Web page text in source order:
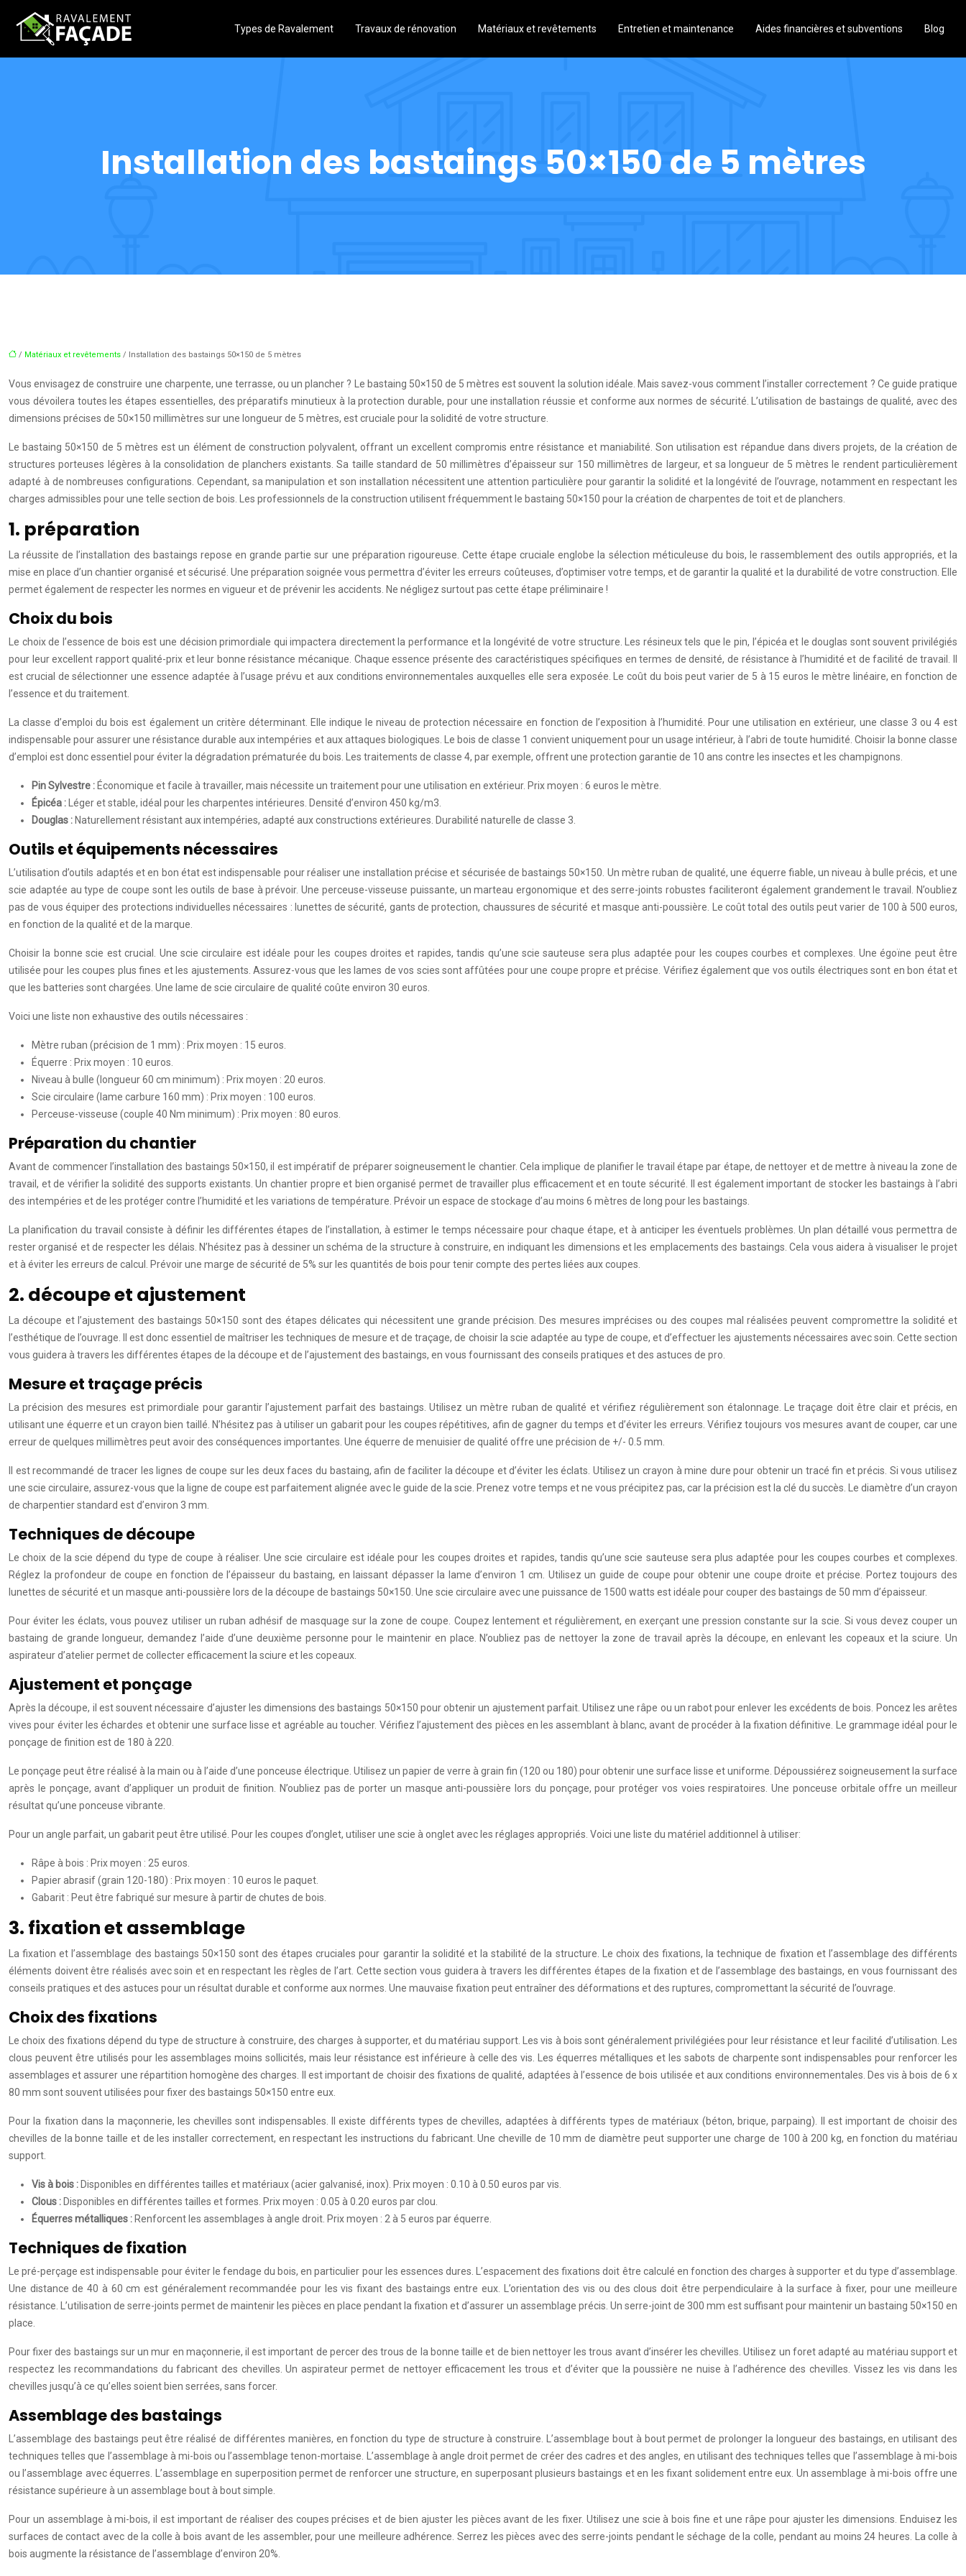
Types de Ravalement Travaux de rénovation Matériaux et revêtements Entretien et maintenance Aides financières et subventions Blog
Installation des bastaings 50×150 de 5 mètres
/ Matériaux et revêtements / Installation des bastaings 50×150 de 5 mètres
Vous envisagez de construire une charpente, une terrasse, ou un plancher ? Le bastaing 50×150 de 5 mètres est souvent la solution idéale. Mais savez-vous comment l’installer correctement ? Ce guide pratique
vous dévoilera toutes les étapes essentielles, des préparatifs minutieux à la protection durable, pour une installation réussie et conforme aux normes de sécurité. L’utilisation de bastaings de qualité, avec des
dimensions précises de 50×150 millimètres sur une longueur de 5 mètres, est cruciale pour la solidité de votre structure.
Le bastaing 50×150 de 5 mètres est un élément de construction polyvalent, offrant un excellent compromis entre résistance et maniabilité. Son utilisation est répandue dans divers projets, de la création de
structures porteuses légères à la consolidation de planchers existants. Sa taille standard de 50 millimètres d’épaisseur sur 150 millimètres de largeur, et sa longueur de 5 mètres le rendent particulièrement
adapté à de nombreuses configurations. Cependant, sa manipulation et son installation nécessitent une attention particulière pour garantir la solidité et la longévité de l’ouvrage, notamment en respectant les
charges admissibles pour une telle section de bois. Les professionnels de la construction utilisent fréquemment le bastaing 50×150 pour la création de charpentes de toit et de planchers.
1. préparation
La réussite de l’installation des bastaings repose en grande partie sur une préparation rigoureuse. Cette étape cruciale englobe la sélection méticuleuse du bois, le rassemblement des outils appropriés, et la
mise en place d’un chantier organisé et sécurisé. Une préparation soignée vous permettra d’éviter les erreurs coûteuses, d’optimiser votre temps, et de garantir la qualité et la durabilité de votre construction. Elle
permet également de respecter les normes en vigueur et de prévenir les accidents. Ne négligez surtout pas cette étape préliminaire !
Choix du bois
Le choix de l’essence de bois est une décision primordiale qui impactera directement la performance et la longévité de votre structure. Les résineux tels que le pin, l’épicéa et le douglas sont souvent privilégiés
pour leur excellent rapport qualité-prix et leur bonne résistance mécanique. Chaque essence présente des caractéristiques spécifiques en termes de densité, de résistance à l’humidité et de facilité de travail. Il
est crucial de sélectionner une essence adaptée à l’usage prévu et aux conditions environnementales auxquelles elle sera exposée. Le coût du bois peut varier de 5 à 15 euros le mètre linéaire, en fonction de
l’essence et du traitement.
La classe d’emploi du bois est également un critère déterminant. Elle indique le niveau de protection nécessaire en fonction de l’exposition à l’humidité. Pour une utilisation en extérieur, une classe 3 ou 4 est
indispensable pour assurer une résistance durable aux intempéries et aux attaques biologiques. Le bois de classe 1 convient uniquement pour un usage intérieur, à l’abri de toute humidité. Choisir la bonne classe
d’emploi est donc essentiel pour éviter la dégradation prématurée du bois. Les traitements de classe 4, par exemple, offrent une protection garantie de 10 ans contre les insectes et les champignons.
Pin Sylvestre : Économique et facile à travailler, mais nécessite un traitement pour une utilisation en extérieur. Prix moyen : 6 euros le mètre.
Épicéa :
Léger et stable, idéal pour les charpentes intérieures. Densité d’environ 450 kg/m3.
Douglas : Naturellement résistant aux intempéries, adapté aux constructions extérieures. Durabilité naturelle de classe 3.
Outils et équipements nécessaires
L’utilisation d’outils adaptés et en bon état est indispensable pour réaliser une installation précise et sécurisée de bastaings 50×150. Un mètre ruban de qualité, une équerre fiable, un niveau à bulle précis, et une
scie adaptée au type de coupe sont les outils de base à prévoir. Une perceuse-visseuse puissante, un marteau ergonomique et des serre-joints robustes faciliteront également grandement le travail. N’oubliez
pas de vous équiper des protections individuelles nécessaires : lunettes de sécurité, gants de protection, chaussures de sécurité et masque anti-poussière. Le coût total des outils peut varier de 100 à 500 euros,
en fonction de la qualité et de la marque.
Choisir la bonne scie est crucial. Une scie circulaire est idéale pour les coupes droites et rapides, tandis qu’une scie sauteuse sera plus adaptée pour les coupes courbes et complexes. Une égoïne peut être
utilisée pour les coupes plus fines et les ajustements. Assurez-vous que les lames de vos scies sont affûtées pour une coupe propre et précise. Vérifiez également que vos outils électriques sont en bon état et
que les batteries sont chargées. Une lame de scie circulaire de qualité coûte environ 30 euros.
Voici une liste non exhaustive des outils nécessaires :
Mètre ruban (précision de 1 mm) : Prix moyen : 15 euros.
Équerre : Prix moyen : 10 euros.
Niveau à bulle (longueur 60 cm minimum) : Prix moyen : 20 euros.
Scie circulaire (lame carbure 160 mm) : Prix moyen : 100 euros.
Perceuse-visseuse (couple 40 Nm minimum) : Prix moyen : 80 euros.
Préparation du chantier
Avant de commencer l’installation des bastaings 50×150, il est impératif de préparer soigneusement le chantier. Cela implique de planifier le travail étape par étape, de nettoyer et de mettre à niveau la zone de
travail, et de vérifier la solidité des supports existants. Un chantier propre et bien organisé permet de travailler plus efficacement et en toute sécurité. Il est également important de stocker les bastaings à l’abri
des intempéries et de les protéger contre l’humidité et les variations de température. Prévoir un espace de stockage d’au moins 6 mètres de long pour les bastaings.
La planification du travail consiste à définir les différentes étapes de l’installation, à estimer le temps nécessaire pour chaque étape, et à anticiper les éventuels problèmes. Un plan détaillé vous permettra de
rester organisé et de respecter les délais. N’hésitez pas à dessiner un schéma de la structure à construire, en indiquant les dimensions et les emplacements des bastaings. Cela vous aidera à visualiser le projet
et à éviter les erreurs de calcul. Prévoir une marge de sécurité de 5% sur les quantités de bois pour tenir compte des pertes liées aux coupes.
2. découpe et ajustement
La découpe et l’ajustement des bastaings 50×150 sont des étapes délicates qui nécessitent une grande précision. Des mesures imprécises ou des coupes mal réalisées peuvent compromettre la solidité et
l’esthétique de l’ouvrage. Il est donc essentiel de maîtriser les techniques de mesure et de traçage, de choisir la scie adaptée au type de coupe, et d’effectuer les ajustements nécessaires avec soin. Cette section
vous guidera à travers les différentes étapes de la découpe et de l’ajustement des bastaings, en vous fournissant des conseils pratiques et des astuces de pro.
Mesure et traçage précis
La précision des mesures est primordiale pour garantir l’ajustement parfait des bastaings. Utilisez un mètre ruban de qualité et vérifiez régulièrement son étalonnage. Le traçage doit être clair et précis, en
utilisant une équerre et un crayon bien taillé. N’hésitez pas à utiliser un gabarit pour les coupes répétitives, afin de gagner du temps et d’éviter les erreurs. Vérifiez toujours vos mesures avant de couper, car une
erreur de quelques millimètres peut avoir des conséquences importantes. Une équerre de menuisier de qualité offre une précision de +/- 0.5 mm.
Il est recommandé de tracer les lignes de coupe sur les deux faces du bastaing, afin de faciliter la découpe et d’éviter les éclats. Utilisez un crayon à mine dure pour obtenir un tracé fin et précis. Si vous utilisez
une scie circulaire, assurez-vous que la ligne de coupe est parfaitement alignée avec le guide de la scie. Prenez votre temps et ne vous précipitez pas, car la précision est la clé du succès. Le diamètre d’un crayon
de charpentier standard est d’environ 3 mm.
Techniques de découpe
Le choix de la scie dépend du type de coupe à réaliser. Une scie circulaire est idéale pour les coupes droites et rapides, tandis qu’une scie sauteuse sera plus adaptée pour les coupes courbes et complexes.
Réglez la profondeur de coupe en fonction de l’épaisseur du bastaing, en laissant dépasser la lame d’environ 1 cm. Utilisez un guide de coupe pour obtenir une coupe droite et précise. Portez toujours des
lunettes de sécurité et un masque anti-poussière lors de la découpe de bastaings 50×150. Une scie circulaire avec une puissance de 1500 watts est idéale pour couper des bastaings de 50 mm d’épaisseur.
Pour éviter les éclats, vous pouvez utiliser un ruban adhésif de masquage sur la zone de coupe. Coupez lentement et régulièrement, en exerçant une pression constante sur la scie. Si vous devez couper un
bastaing de grande longueur, demandez l’aide d’une deuxième personne pour le maintenir en place. N’oubliez pas de nettoyer la zone de travail après la découpe, en enlevant les copeaux et la sciure. Un
aspirateur d’atelier permet de collecter efficacement la sciure et les copeaux.
Ajustement et ponçage
Après la découpe, il est souvent nécessaire d’ajuster les dimensions des bastaings 50×150 pour obtenir un ajustement parfait. Utilisez une râpe ou un rabot pour enlever les excédents de bois. Poncez les arêtes
vives pour éviter les échardes et obtenir une surface lisse et agréable au toucher. Vérifiez l’ajustement des pièces en les assemblant à blanc, avant de procéder à la fixation définitive. Le grammage idéal pour le
ponçage de finition est de 180 à 220.
Le ponçage peut être réalisé à la main ou à l’aide d’une ponceuse électrique. Utilisez un papier de verre à grain fin (120 ou 180) pour obtenir une surface lisse et uniforme. Dépoussiérez soigneusement la surface
après le ponçage, avant d’appliquer un produit de finition. N’oubliez pas de porter un masque anti-poussière lors du ponçage, pour protéger vos voies respiratoires. Une ponceuse orbitale offre un meilleur
résultat qu’une ponceuse vibrante.
Pour un angle parfait, un gabarit peut être utilisé. Pour les coupes d’onglet, utiliser une scie à onglet avec les réglages appropriés. Voici une liste du matériel additionnel à utiliser:
Râpe à bois : Prix moyen : 25 euros.
Papier abrasif (grain 120-180) : Prix moyen : 10 euros le paquet.
Gabarit : Peut être fabriqué sur mesure à partir de chutes de bois.
3. fixation et assemblage
La fixation et l’assemblage des bastaings 50×150 sont des étapes cruciales pour garantir la solidité et la stabilité de la structure. Le choix des fixations, la technique de fixation et l’assemblage des différents
éléments doivent être réalisés avec soin et en respectant les règles de l’art. Cette section vous guidera à travers les différentes étapes de la fixation et de l’assemblage des bastaings, en vous fournissant des
conseils pratiques et des astuces pour un résultat durable et conforme aux normes. Une mauvaise fixation peut entraîner des déformations et des ruptures, compromettant la sécurité de l’ouvrage.
Choix des fixations
Le choix des fixations dépend du type de structure à construire, des charges à supporter, et du matériau support. Les vis à bois sont généralement privilégiées pour leur résistance et leur facilité d’utilisation. Les
clous peuvent être utilisés pour les assemblages moins sollicités, mais leur résistance est inférieure à celle des vis. Les équerres métalliques et les sabots de charpente sont indispensables pour renforcer les
assemblages et assurer une répartition homogène des charges. Il est important de choisir des fixations de qualité, adaptées à l’essence de bois utilisée et aux conditions environnementales. Des vis à bois de 6 x
80 mm sont souvent utilisées pour fixer des bastaings 50×150 entre eux.
Pour la fixation dans la maçonnerie, les chevilles sont indispensables. Il existe différents types de chevilles, adaptées à différents types de matériaux (béton, brique, parpaing). Il est important de choisir des
chevilles de la bonne taille et de les installer correctement, en respectant les instructions du fabricant. Une cheville de 10 mm de diamètre peut supporter une charge de 100 à 200 kg, en fonction du matériau
support.
Vis à bois : Disponibles en différentes tailles et matériaux (acier galvanisé, inox). Prix moyen : 0.10 à 0.50 euros par vis.
Clous : Disponibles en différentes tailles et formes. Prix moyen : 0.05 à 0.20 euros par clou.
Équerres métalliques : Renforcent les assemblages à angle droit. Prix moyen : 2 à 5 euros par équerre.
Techniques de fixation
Le pré-perçage est indispensable pour éviter le fendage du bois, en particulier pour les essences dures. L’espacement des fixations doit être calculé en fonction des charges à supporter et du type d’assemblage.
Une distance de 40 à 60 cm est généralement recommandée pour les vis fixant des bastaings entre eux. L’orientation des vis ou des clous doit être perpendiculaire à la surface à fixer, pour une meilleure
résistance. L’utilisation de serre-joints permet de maintenir les pièces en place pendant la fixation et d’assurer un assemblage précis. Un serre-joint de 300 mm est suffisant pour maintenir un bastaing 50×150 en
place.
Pour fixer des bastaings sur un mur en maçonnerie, il est important de percer des trous de la bonne taille et de bien nettoyer les trous avant d’insérer les chevilles. Utilisez un foret adapté au matériau support et
respectez les recommandations du fabricant des chevilles. Un aspirateur permet de nettoyer efficacement les trous et d’éviter que la poussière ne nuise à l’adhérence des chevilles. Vissez les vis dans les
chevilles jusqu’à ce qu’elles soient bien serrées, sans forcer.
Assemblage des bastaings
L’assemblage des bastaings peut être réalisé de différentes manières, en fonction du type de structure à construire. L’assemblage bout à bout permet de prolonger la longueur des bastaings, en utilisant des
techniques telles que l’assemblage à mi-bois ou l’assemblage tenon-mortaise. L’assemblage à angle droit permet de créer des cadres et des angles, en utilisant des techniques telles que l’assemblage à mi-bois
ou l’assemblage avec équerres. L’assemblage en superposition permet de renforcer une structure, en superposant plusieurs bastaings et en les fixant solidement entre eux. Un assemblage à mi-bois offre une
résistance supérieure à un assemblage bout à bout simple.
Pour un assemblage à mi-bois, il est important de réaliser des coupes précises et de bien ajuster les pièces avant de les fixer. Utilisez une scie à bois fine et une râpe pour ajuster les dimensions. Enduisez les
surfaces de contact avec de la colle à bois avant de les assembler, pour une meilleure adhérence. Serrez les pièces avec des serre-joints pendant le séchage de la colle, pendant au moins 24 heures. La colle à
bois augmente la résistance de l’assemblage d’environ 20%.